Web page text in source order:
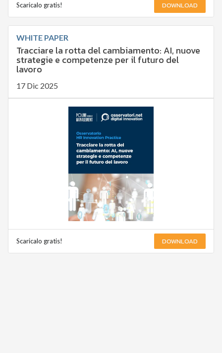
Scaricalo gratis! DOWNLOAD
WHITE PAPER
Tracciare la rotta del cambiamento: AI, nuove
strategie e competenze per il futuro del
lavoro
17 Dic 2025
Scaricalo gratis! DOWNLOAD